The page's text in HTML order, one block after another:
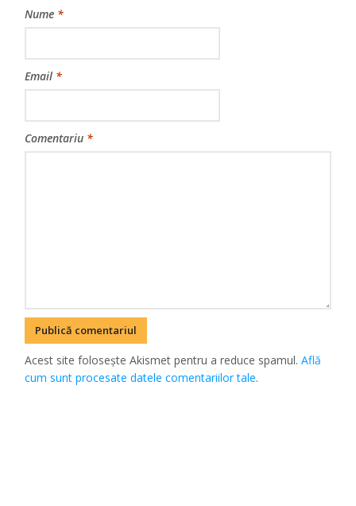
Nume *
Email *
Comentariu *
Acest site folosește Akismet pentru a reduce spamul.Află
cum sunt procesate datele comentariilor tale.